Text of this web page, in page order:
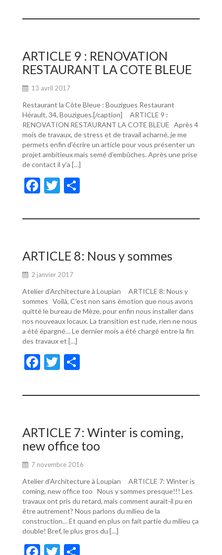
e
o
o
k
itt ta
er
ARTICLE 9 : RENOVATION
RESTAURANT LA COTE BLEUE
13 avril 2017
Restaurant la Côte Bleue : Bouzigues Restaurant
Hérault, 34, Bouzigues.[/caption] ARTICLE 9 :
RENOVATION RESTAURANT LA COTE BLEUE Après 4
mois de travaux, de stress et de travail acharné, je me
permets enfin d’écrire un article pour vous présenter un
projet ambitieux mais semé d’embûches. Après une prise
de contact il y’a […]
F
e
o
o
k
T
itt ta
er
ARTICLE 8: Nous y sommes
2 janvier 2017
Atelier d’Architecture à Loupian ARTICLE 8: Nous y
sommes Voilà, C’est non sans émotion que nous avons
quitté le bureau de Mèze, pour enfin nous installer dans
nos nouveaux locaux. La transition est rude, rien ne nous
a été épargné… Le dernier mois a été chargé entre la fin
des travaux et […]
F
e
o
o
k
T
itt ta
er
ARTICLE 7: Winter is coming,
new office too
7 novembre 2016
Atelier d’Architecture à Loupian ARTICLE 7: Winter is
coming, new office too Nous y sommes presque!!! Les
travaux ont pris du retard, mais comment aurait-il pu en
être autrement? Nous parlons du milieu de la
construction… Et quand en plus on fait partie du milieu ça
double! Bref, le plus gros du […]